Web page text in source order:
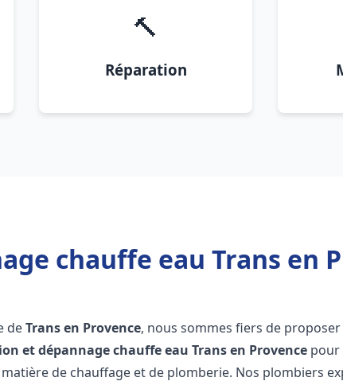
🔨
Réparation
chauffe eau Trans en
deTrans en Provence, nous sommes fiers de proposer
et dépannage chauffe eau Trans en Provence pour
de chauffage et de plomberie. Nos plombiers